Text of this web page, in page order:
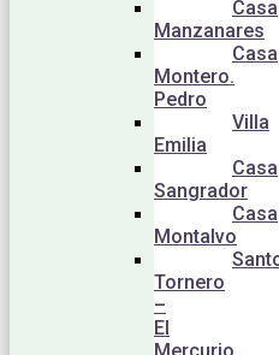
Casa
Manzanares
Casa
Montero.
Pedro
Villa
Emilia
Casa
Sangrador
Casa
Montalvo
Tornero
–
El